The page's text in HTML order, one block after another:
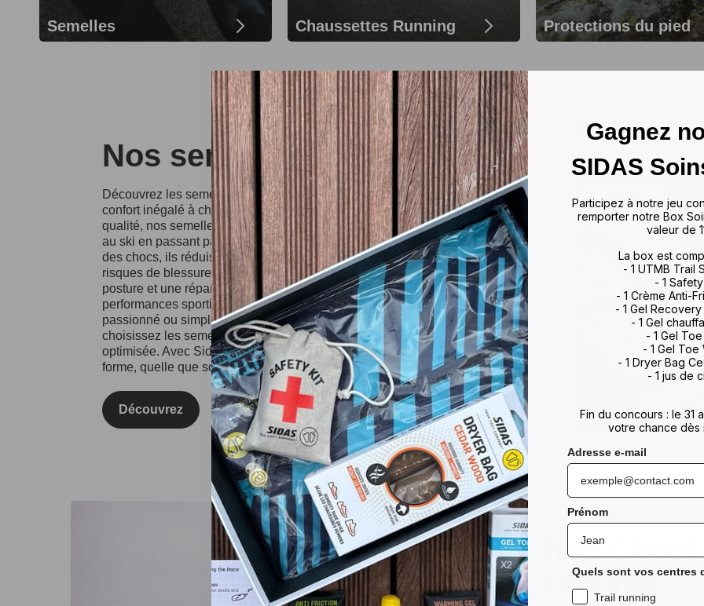
Semelles Chaussettes Running Protections du pied
Nos semelles Sidas
Découvrez les semelles Sidas, conçues pour offrir un maintien optimal et un
confort inégalé à chaque pas. Fabriquées à partir de matériaux de haute
qualité, nos semelles conviennent à divers sports et activités, allant du tennis
au ski en passant par la course à pied. Grâce à leur technologie d'absorption
des chocs, ils réduisent l'impact sur vos articulations, minimisant ainsi les
risques de blessures. Les semelles Sidas favorisent également une meilleure
posture et une répartition équilibrée du poids, améliorant ainsi vos
performances sportives et votre confort au quotidien. Que vous soyez un sportif
passionné ou simplement à la recherche d'un meilleur maintien du pied,
choisissez les semelles Sidas pour une expérience de marche et de sport
optimisée. Avec Sidas, prenez soin de vos pieds et restez au top de votre
forme, quelle que soit l'activité !
Découvrez
Nos
running
Gagnez
SIDAS
Participez à notre jeu
remporter notre Box
valeur de
La box est
- 1 UTMB Trail
- 1
- 1 Crème Anti-
- 1 Gel
- 1 Gel
- 1 Gel
- 1 Gel Toe
- 1 Dryer Bag
- 1 jus de
Fin du concours : le 31
votre chance dès
Adresse e-mail
Prénom
Quels sont vos centres
Trail running